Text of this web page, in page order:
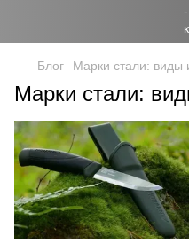
Блог Марки стали: виды
Марки стали: